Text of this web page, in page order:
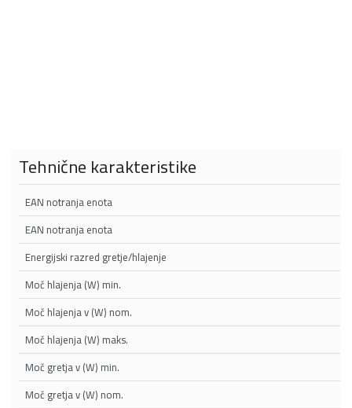
Tehnične karakteristike
EAN notranja enota
EAN notranja enota
Energijski razred gretje/hlajenje
Moč hlajenja (W) min.
Moč hlajenja v (W) nom.
Moč hlajenja (W) maks.
Moč gretja v (W) min.
Moč gretja v (W) nom.